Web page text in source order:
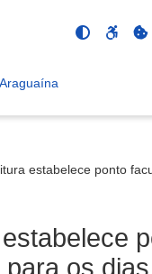
estabelece ponto
os